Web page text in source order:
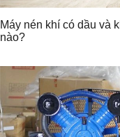
Máy nén khí có dầu và
nào?